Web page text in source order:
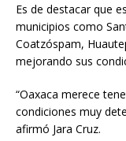
Es de destacar que
municipios como
Coatzóspam,
mejorando sus
“Oaxaca merece
condiciones muy
afirmó Jara Cruz.